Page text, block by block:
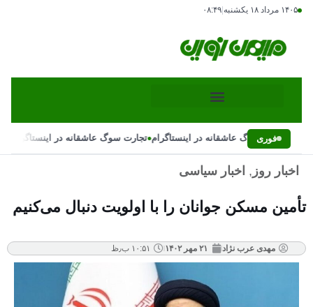
۱۴۰۵ مرداد ۱۸ یکشنبه ۰۸:۴۹
فوری
تجارت سوگ عاشقانه در اینستاگرام•تجارت سوگ عاشقانه در اینستاگرام
اخبار روز , اخبار سیاسی
تأمین مسکن جوانان را با اولویت دنبال می‌کنیم
مهدی عرب نژاد ۲۱ مهر ۱۴۰۲ ۱۰:۵۱ ب٫ظ